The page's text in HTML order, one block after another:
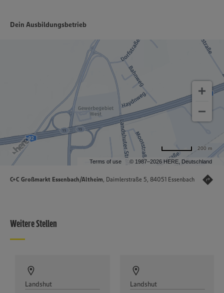
Dein Ausbildungsbetrieb
Terms of use © 1987–2026 HERE, Deutschland
200 m
C+C Großmarkt Essenbach/Altheim, Daimlerstraße 5, 84051 Essenbach
Weitere Stellen
Landshut Landshut